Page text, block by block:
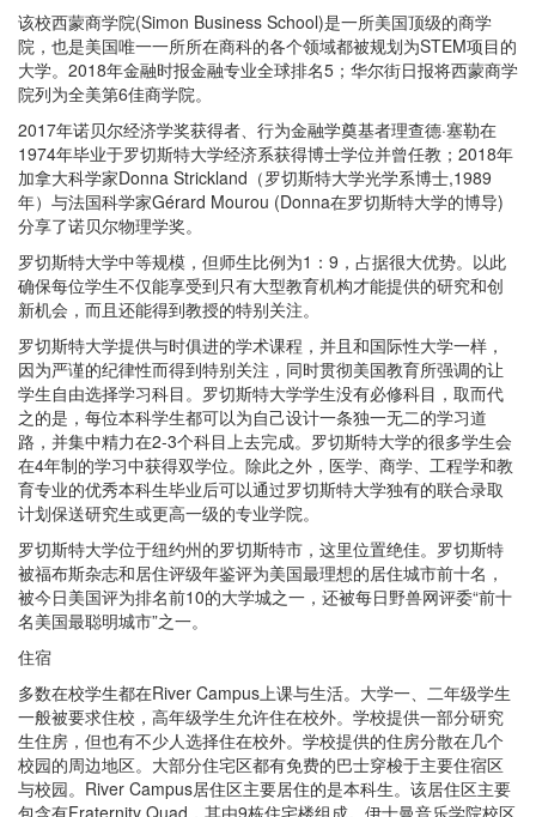
该校西蒙商学院(Simon Business School)是一所美国顶级的商学
院，也是美国唯一一所所在商科的各个领域都被规划为STEM项目的
大学。2018年金融时报金融专业全球排名5；华尔街日报将西蒙商学
院列为全美第6佳商学院。
2017年诺贝尔经济学奖获得者、行为金融学奠基者理查德·塞勒在
1974年毕业于罗切斯特大学经济系获得博士学位并曾任教；2018年
加拿大科学家Donna Strickland（罗切斯特大学光学系博士,1989
年）与法国科学家Gérard Mourou (Donna在罗切斯特大学的博导)
分享了诺贝尔物理学奖。
罗切斯特大学中等规模，但师生比例为1：9，占据很大优势。以此
确保每位学生不仅能享受到只有大型教育机构才能提供的研究和创
新机会，而且还能得到教授的特别关注。
罗切斯特大学提供与时俱进的学术课程，并且和国际性大学一样，
因为严谨的纪律性而得到特别关注，同时贯彻美国教育所强调的让
学生自由选择学习科目。罗切斯特大学学生没有必修科目，取而代
之的是，每位本科学生都可以为自己设计一条独一无二的学习道
路，并集中精力在2-3个科目上去完成。罗切斯特大学的很多学生会
在4年制的学习中获得双学位。除此之外，医学、商学、工程学和教
育专业的优秀本科生毕业后可以通过罗切斯特大学独有的联合录取
计划保送研究生或更高一级的专业学院。
罗切斯特大学位于纽约州的罗切斯特市，这里位置绝佳。罗切斯特
被福布斯杂志和居住评级年鉴评为美国最理想的居住城市前十名，
被今日美国评为排名前10的大学城之一，还被每日野兽网评委“前十
名美国最聪明城市”之一。
住宿
多数在校学生都在River Campus上课与生活。大学一、二年级学生
一般被要求住校，高年级学生允许住在校外。学校提供一部分研究
生住房，但也有不少人选择住在校外。学校提供的住房分散在几个
校园的周边地区。大部分住宅区都有免费的巴士穿梭于主要住宿区
与校园。River Campus居住区主要居住的是本科生。该居住区主要